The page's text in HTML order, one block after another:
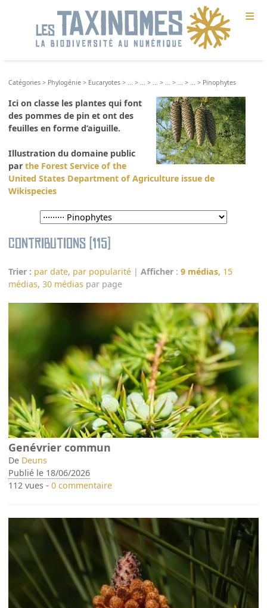
≡
Catégories > Phylogénie > Eucaryotes > > > > > > > Pinophytes
Ici on classe les plantes qui font
des pommes de pin et ont des
feuilles en forme d’aiguille.
Illustration du domaine public
parthe Forest Service of the
United States Department of Agriculture issue de
Wikispecies
Contributions (115)
Trier : par date, par popularité |Afficher :9 médias, 15
médias,30 médias par page
Genévrier commun
De Deuns
Publié le 18/06/2026
112 vues -0 commentaire